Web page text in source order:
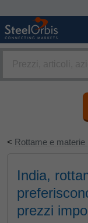
< Rottame e materie
India,
prezzi